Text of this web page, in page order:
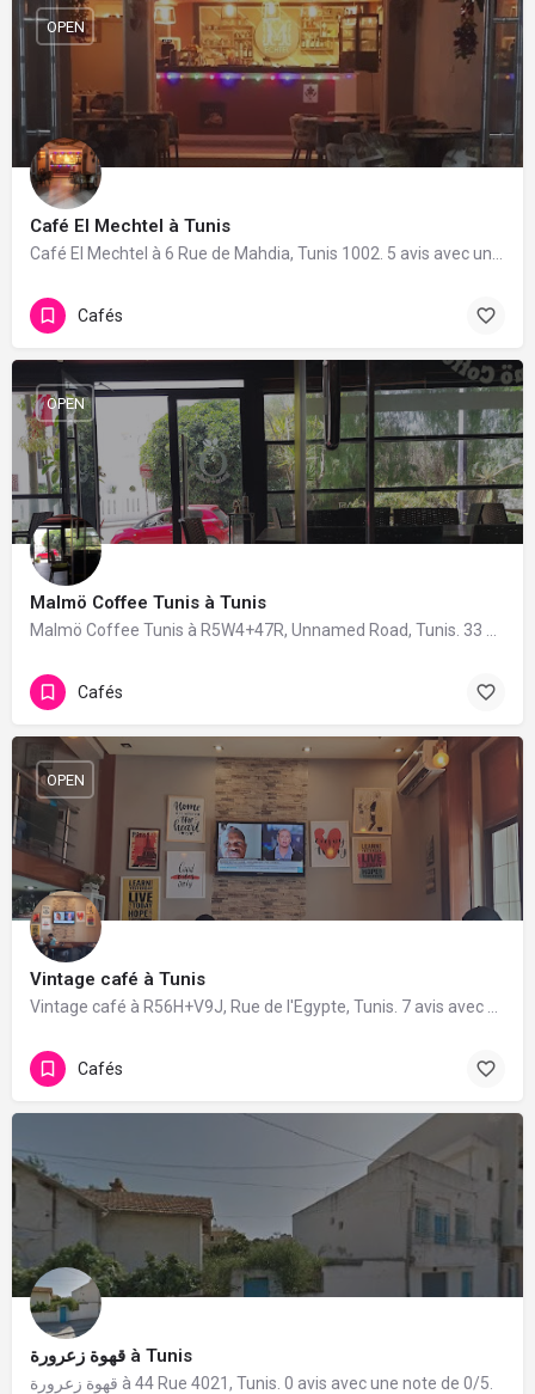
Café El Mechtel à Tunis
Café El Mechtel à 6 Rue de Mahdia, Tunis 1002. 5 avis avec une note de 4.8/5.
OPEN
Cafés
Malmö Coffee Tunis à Tunis
Malmö Coffee Tunis à R5W4+47R, Unnamed Road, Tunis. 33 avis avec une note de 4.2/5.
OPEN
Cafés
Vintage café à Tunis
Vintage café à R56H+V9J, Rue de l'Egypte, Tunis. 7 avis avec une note de 3.4/5.
OPEN
Cafés
قهوة زعرورة à Tunis
قهوة زعرورة à 44 Rue 4021, Tunis. 0 avis avec une note de 0/5.